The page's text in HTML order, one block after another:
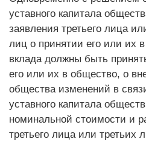
уставного капитала
заявления третьего лица
лиц о принятии его или их
вклада должны быть
его или их в общество, о
общества изменений в
уставного капитала
номинальной стоимости и
третьего лица или третьих